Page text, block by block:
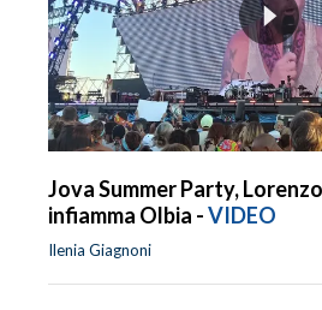
Jova Summer Party,
infiamma Olbia -VIDEO
Ilenia Giagnoni